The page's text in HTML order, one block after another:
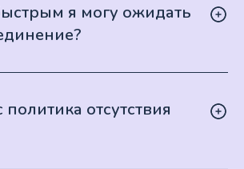
я могу ожидать
политика отсутствия